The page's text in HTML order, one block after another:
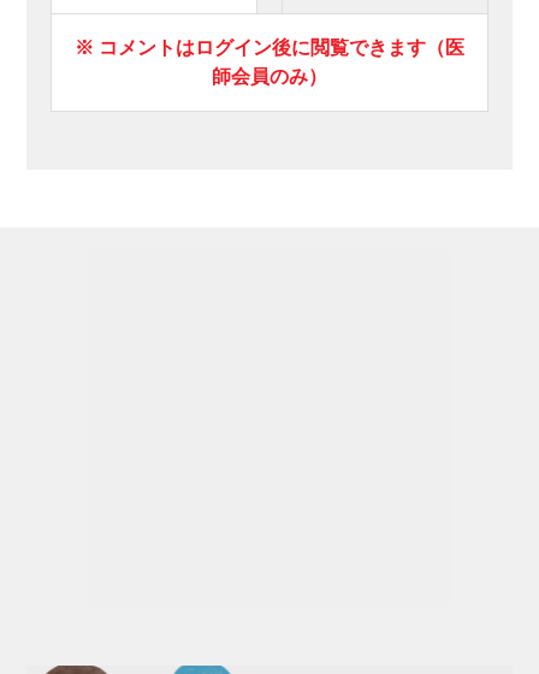
※ コメントはログイン後に閲覧できます（医
師会員のみ）